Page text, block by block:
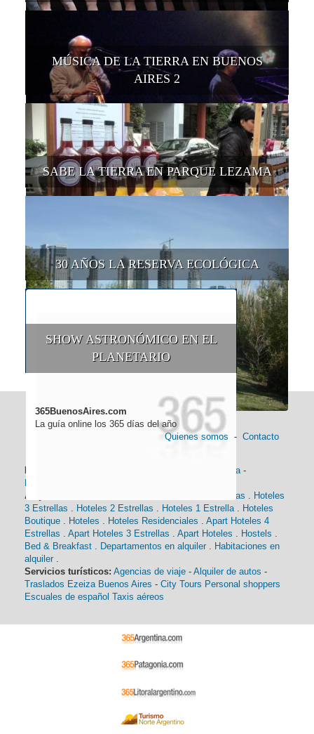
MÚSICA DE LA TIERRA EN BUENOS
AIRES 2
SABE LA TIERRA EN PARQUE LEZAMA
30 AÑOS LA RESERVA ECOLÓGICA
SHOW ASTRONÓMICO EN EL
PLANETARIO
365BuenosAires.com
La guía online los 365 días del año
Quienes somos - Contacto
Historia-
Alojamiento:
Hoteles 4 Estrellas . Hoteles
3 Estrellas . Hoteles 2 Estrellas . Hoteles 1 Estrella. Hoteles
Boutique . Hoteles . Hoteles Residenciales . Apart Hoteles 4
Estrellas . Apart Hoteles 3 Estrellas . Apart Hoteles . Hostels .
Bed & Breakfast . Departamentos en alquiler . Habitaciones en
alquiler .
Servicios turísticos: Agencias de viaje - Alquiler de autos -
Traslados Ezeiza Buenos Aires - City Tours Personal shoppers
Escuales de español Taxis aéreos